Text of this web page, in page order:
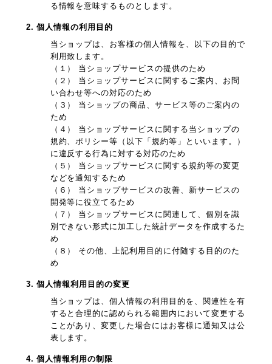
る情報を意味するものとします。
2. 個人情報の利用目的
当ショップは、お客様の個人情報を、以下の目的で
利用致します。
（１） 当ショップサービスの提供のため
（２） 当ショップサービスに関するご案内、お問
い合わせ等への対応のため
（３） 当ショップの商品、サービス等のご案内の
ため
（４） 当ショップサービスに関する当ショップの
規約、ポリシー等（以下「規約等」といいます。）
に違反する行為に対する対応のため
（５） 当ショップサービスに関する規約等の変更
などを通知するため
（６） 当ショップサービスの改善、新サービスの
開発等に役立てるため
（７） 当ショップサービスに関連して、個別を識
別できない形式に加工した統計データを作成するた
め
（８） その他、上記利用目的に付随する目的のた
め
3. 個人情報利用目的の変更
当ショップは、個人情報の利用目的を、関連性を有
すると合理的に認められる範囲内において変更する
ことがあり、変更した場合にはお客様に通知又は公
表します。
4. 個人情報利用の制限